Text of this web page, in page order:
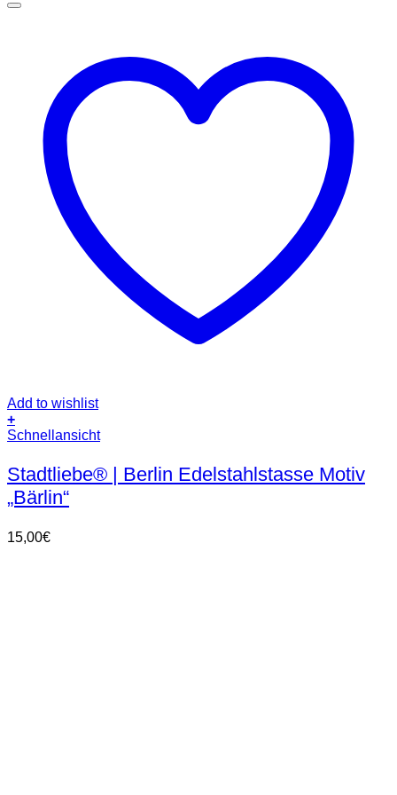
Add to wishlist
+
Schnellansicht
Stadtliebe® | Berlin Edelstahlstasse Motiv
„Bärlin“
15,00€